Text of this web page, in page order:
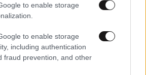
to enable storage
to enable storage
including authentication
fraud prevention, and other